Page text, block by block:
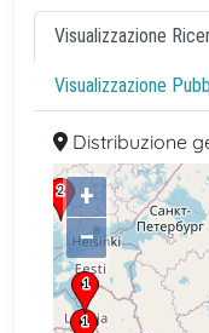
Visualizzazione
Visualizzazione
Distribuzione
+
–